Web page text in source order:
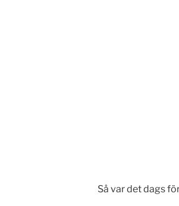
Så var det dags